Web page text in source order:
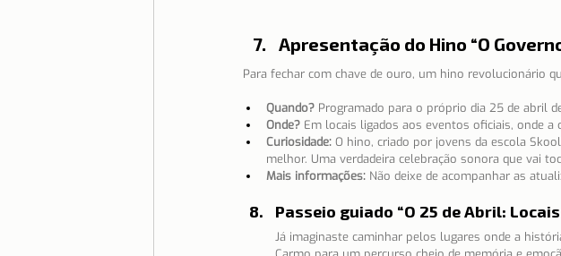
Apresentação do Hino “O
Para fechar com chave de ouro, um hino revolucionário
Quando? Programado para o próprio dia 25 de abril
Onde? Em locais ligados aos eventos oficiais, onde a
Curiosidade: O hino, criado por jovens da escola
melhor. Uma verdadeira celebração sonora que vai
Mais informações: Não deixe de acompanhar as
Passeio guiado “O 25 de Abril:
Já imaginaste caminhar pelos lugares onde a